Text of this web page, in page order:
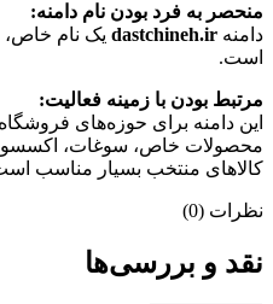
منحصر به فرد بودن نام دامنه:
دامنه dastchineh.ir یک نام خاص،
است.
مرتبط بودن با زمینه فعالیت:
این دامنه برای حوزه‌های
محصولات خاص، سوغات،
کالاهای منتخب بسیار مناسب
نظرات (0)
نقد و بررسی‌ها